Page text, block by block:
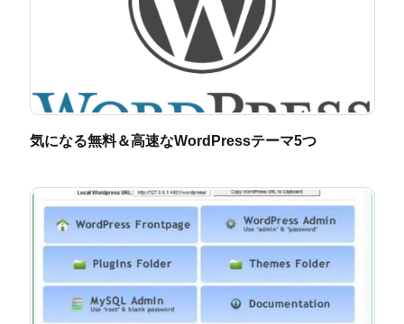
気になる無料＆高速なWordPressテーマ5つ